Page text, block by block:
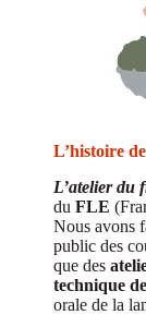
L’histoire
L’atelier du
duFLE
Nous avons
public des
que des
technique
orale de la